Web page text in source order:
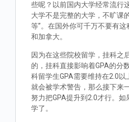
些呢？以前国内大学经常流行
大学不是完整的大学，不旷课
等”。在国外你可千万不要有
和加拿大。
因为在这些院校留学，挂科之
的，挂科直接影响着GPA的分
科留学生GPA需要维持在2.0以
就会被学术警告，那么接下来
努力把GPA提升到2.0才行。
学了。